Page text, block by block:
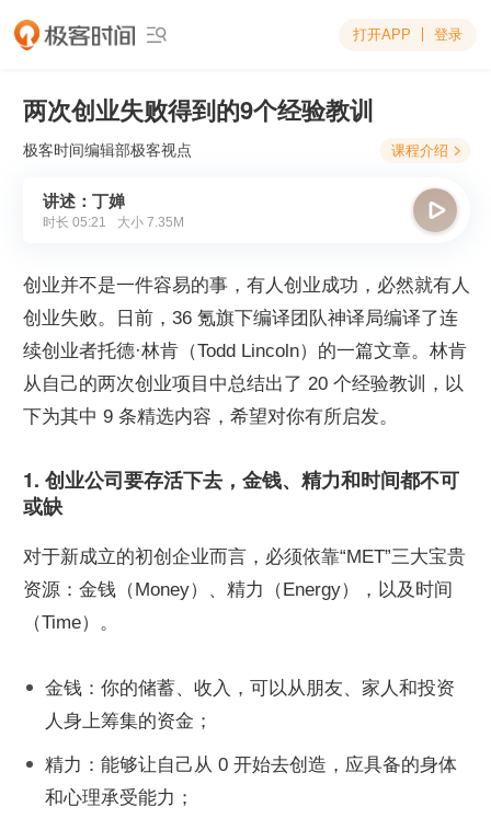
 打开APP 登录
两次创业失败得到的9个经验教训
极客时间编辑部极客视点 课程介绍 
讲述：丁婵
时长 05:21 大小 7.35M

创业并不是一件容易的事，有人创业成功，必然就有人
创业失败。日前，36 氪旗下编译团队神译局编译了连
续创业者托德·林肯（Todd Lincoln）的一篇文章。林肯
从自己的两次创业项目中总结出了 20 个经验教训，以
下为其中 9 条精选内容，希望对你有所启发。
1. 创业公司要存活下去，金钱、精力和时间都不可
或缺
对于新成立的初创企业而言，必须依靠“MET”三大宝贵
资源：金钱（Money）、精力（Energy），以及时间
（Time）。
金钱：你的储蓄、收入，可以从朋友、家人和投资
人身上筹集的资金；
精力：能够让自己从 0 开始去创造，应具备的身体
和心理承受能力；